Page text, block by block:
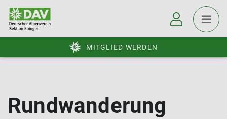
MITGLIED WERDEN
Rundwanderung